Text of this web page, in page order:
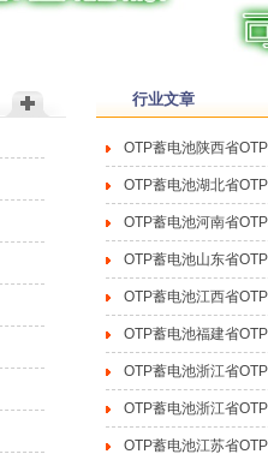
行业文章
OTP蓄电池陕西省
OTP蓄电池湖北省
OTP蓄电池河南省
OTP蓄电池山东省
OTP蓄电池江西省
OTP蓄电池福建省
OTP蓄电池浙江省
OTP蓄电池浙江省
OTP蓄电池江苏省